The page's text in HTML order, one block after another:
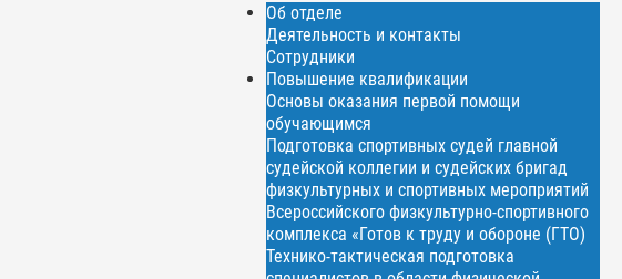
Об отделе
Деятельность и контакты
Сотрудники
Повышение квалификации
Основы оказания первой помощи
обучающимся
Подготовка спортивных судей главной
судейской коллегии и судейских бригад
физкультурных и спортивных мероприятий
Всероссийского физкультурно-спортивного
комплекса «Готов к труду и обороне (ГТО)
Технико-тактическая подготовка